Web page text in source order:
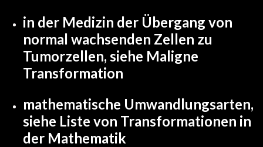
in der Medizin der Übergang von
normal wachsenden Zellen zu
Tumorzellen, siehe Maligne
Transformation
mathematische Umwandlungsarten,
siehe Liste von Transformationen in
der Mathematik